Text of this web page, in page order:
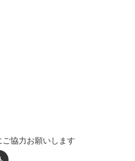
協力お願いします